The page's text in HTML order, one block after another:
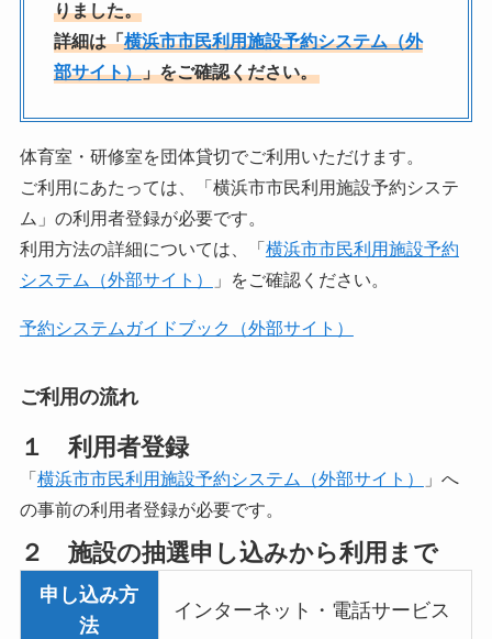
りました。
詳細は「横浜市市民利用施設予約システム（外
部サイト）」をご確認ください。
体育室・研修室を団体貸切でご利用いただけます。
ご利用にあたっては、「横浜市市民利用施設予約システ
ム」の利用者登録が必要です。
利用方法の詳細については、「 横浜市市民利用施設予約
システム（外部サイト）
」をご確認ください。
予約システムガイドブック（外部サイト）
ご利用の流れ
１ 利用者登録
「 横浜市市民利用施設予約システム（外部サイト）
」へ
の事前の利用者登録が必要です。
２ 施設の抽選申し込みから利用まで
申し込み方
法
インターネット・電話サービス